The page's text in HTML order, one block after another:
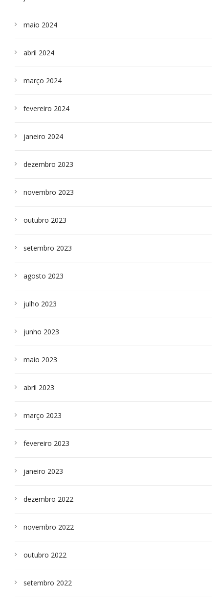
maio 2024
abril 2024
março 2024
fevereiro 2024
janeiro 2024
dezembro 2023
novembro 2023
outubro 2023
setembro 2023
agosto 2023
julho 2023
junho 2023
maio 2023
abril 2023
março 2023
fevereiro 2023
janeiro 2023
dezembro 2022
novembro 2022
outubro 2022
setembro 2022